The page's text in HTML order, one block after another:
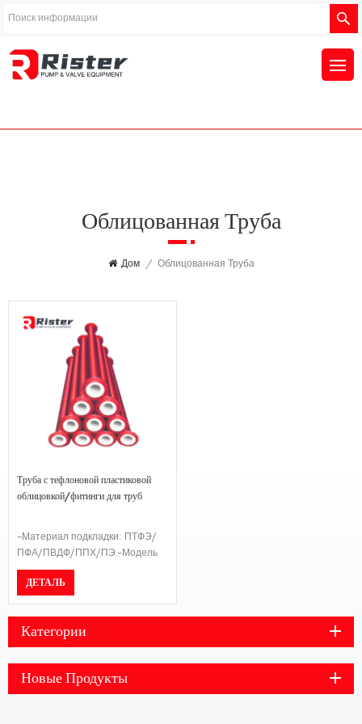
Облицованная Труба
Дом / Облицованная Труба
Труба с тефлоновой пластиковой
облицовкой/фитинги для труб
-Материал подкладки: ПТФЭ/
ПФА/ПВДФ/ППХ/ПЭ.-Модель
соединения: Фланец-Стандарт
фланца:ГБ/ДИН/АНСИ Б16.5/
ДЖИС 10К-Класс давления:
PN16/PN10-Длина может быть
изменена по желанию клиента.
ДЕТАЛЬ
Категории
Новые Продукты